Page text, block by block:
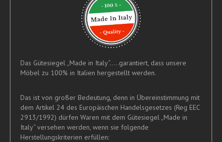
Das Gütesiegel „Made in Italy“.....garantiert, dass unsere
Möbel zu 100% in Italien hergestellt werden.
Das ist von großer Bedeutung, denn in Übereinstimmung mit
dem Artikel 24 des Europäischen Handelsgesetzes (Reg EEC
2913/1992) dürfen Waren mit dem Gütesiegel „Made in
Italy“ versehen werden, wenn sie folgende
Herstellungskriterien erfüllen: